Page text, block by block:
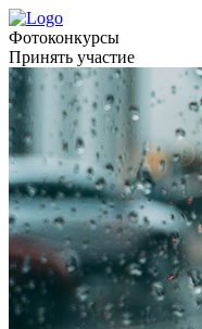
Фотоконкурсы
Принять участие